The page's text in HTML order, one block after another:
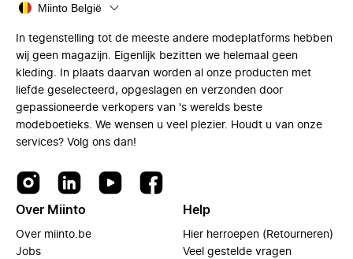
Miinto België
In tegenstelling tot de meeste andere modeplatforms hebben
wij geen magazijn. Eigenlijk bezitten we helemaal geen
kleding. In plaats daarvan worden al onze producten met
liefde geselecteerd, opgeslagen en verzonden door
gepassioneerde verkopers van 's werelds beste
modeboetieks. We wensen u veel plezier. Houdt u van onze
services? Volg ons dan!
Over Miinto
Over miinto.be
Jobs
Help
Hier herroepen (Retourneren)
Veel gestelde vragen